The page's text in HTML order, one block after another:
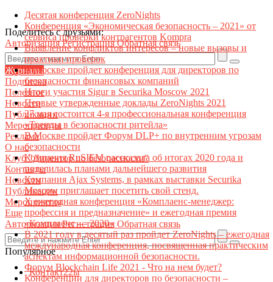
Поделитесь с друзьями:
АвторизацияРегистрацияОбратная связь
Журналы
Подписка
Полезное
Новости
Публикации
Мероприятия
Реклама
О нас
Клуб "Директор по безопасности"
Контакты
Новости
Публикации
Мероприятия
Еще
АвторизацияРегистрация Обратная связь
Популярное
Десятая конференция ZeroNights
Конференция «Экономическая безопасность – 2021» от
сервиса проверки контрагентов Kompra
Выявление конфликтов интересов – новые вызовы и
практики проверок
В Москве пройдет конференция для директоров по
безопасности финансовых компаний
Итоги участия Sigur в Securika Moscow 2021
Первые утвержденные доклады ZeroNights 2021
27 мая состоится 4-я профессиональная конференция
«Тренды в безопасности ритейла»
В Москве пройдет Форум DLP+ по внутренним угрозам
безопасности
Компания RuSIEM рассказала об итогах 2020 года и
поделилась планами дальнейшего развития
Компания Ajax Systems, в рамках выставки Securika
Moscow приглашает посетить свой стенд.
X ежегодная конференция «Комплаенс-менеджер:
профессия и предназначение» и ежегодная премия
«Комплаенс — 2020»
В 2021 году в десятый раз пройдет ZeroNights – ежегодная
международная конференция, посвященная практическим
аспектам информационной безопасности.
Форум Blockchain Life 2021 - Что на нем будет?
Конференции для директоров по безопасности –
Контакт22ы